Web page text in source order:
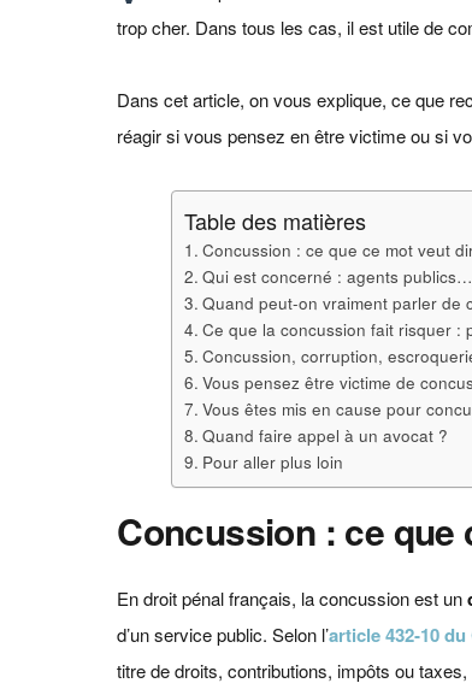
trop cher. Dans tous les cas, il est utile de
Dans cet article, on vous explique, ce que
réagir si vous pensez en être victime ou si
Table des matières
Concussion : ce que ce mot veut
Qui est concerné : agents
Quand peut‑on vraiment parler de
Ce que la concussion fait risquer :
Concussion, corruption,
Vous pensez être victime de
Vous êtes mis en cause pour
Quand faire appel à un avocat ?
Pour aller plus loin
Concussion : ce
En droit pénal français, la concussion est un
d’un service public. Selon l’article 432‑10
titre de droits, contributions, impôts ou